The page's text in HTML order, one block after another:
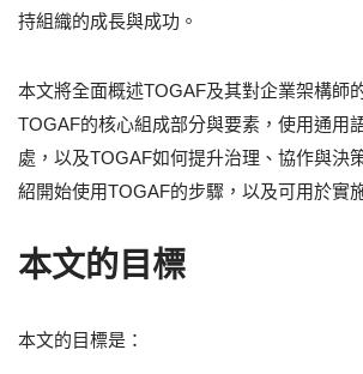
持組織的成長與成功。
本文將全面概述TOGAF及其對企業架構師
TOGAF的核心組成部分與要素，使用通用
處，以及TOGAF如何提升治理、協作與決
紹開始使用TOGAF的步驟，以及可用於實
本文的目標
本文的目標是：